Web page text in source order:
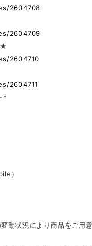
2604708
2604709
★
2604710
2604711
）
動状況により商品をご用